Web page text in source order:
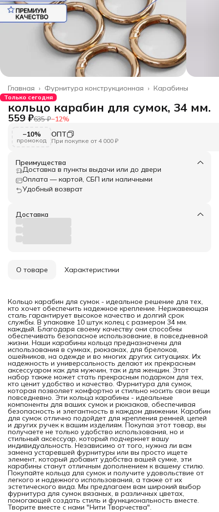
Карабины
Фурнитура конструкционная ›
Главная ›
Только сегодня
кольцо карабин для сумок, 34 мм.
559 ₽635 ₽−12%
−10%
промокод
ОПТ
При покупке от 4 000 ₽
Преимущества
Доставка в пункты выдачи или до двери
Оплата — картой, СБП или наличными
Удобный возврат
Доставка
О товаре Характеристики
Кольцо карабин для сумок - идеальное решение для тех,
кто хочет обеспечить надежное крепление. Нержавеющая
сталь гарантирует высокое качество и долгий срок
службы. В упаковке 10 штук колец с размером 34 мм.
каждый. Благодаря своему качеству они способны
обеспечивать безопасное использование, в повседневной
жизни. Наши карабины кольца предназначены для
использования в сумках, рюкзаках, для брелоков,
ошейников, на одежде и во многих других ситуациях. Их
надежность и универсальность делают их прекрасным
аксессуаром как для мужчин, так и для женщин. Этот
набор также может стать прекрасным подарком для тех,
кто ценит удобство и качество. Фурнитура для сумок,
которая позволяет комфортно и стильно носить свои вещи
повседневно. Эти кольца карабины - идеальные
компоненты для ваших сумок и рюкзаков, обеспечивая
безопасность и элегантность в каждом движении. Карабин
для сумок отлично подойдет для крепления ремней, цепей
и других ручек к вашим изделиям. Покупая этот товар, вы
получаете не только удобство использования, но и
стильный аксессуар, который подчеркнет вашу
индивидуальность. Независимо от того, нужна ли вам
замена устаревшей фурнитуры или вы просто ищете
элемент, который добавит удобства вашей сумке, эти
карабины станут отличным дополнением к вашему стилю.
Покупайте кольца для сумок и получите удовольствие от
легкого и надежного использования, а также от их
эстетического вида. Мы предлагаем вам широкий выбор
фурнитура для сумок вязаных, в различных цветах,
помогающей создать стиль и функциональность вместе.
Творите вместе с нами "Нити Творчества".